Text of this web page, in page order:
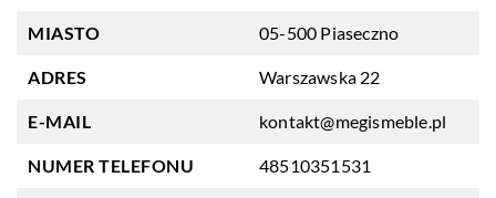
MIASTO 05-500 Piaseczno
ADRES Warszawska 22
E-MAIL kontakt@megismeble.pl
NUMER TELEFONU 48510351531